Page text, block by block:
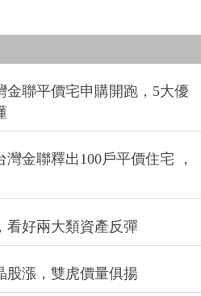
金聯平價宅申購開跑，5大優
金聯釋出100戶平價住宅 ，
看好兩大類資產反彈
股漲，雙虎價量俱揚